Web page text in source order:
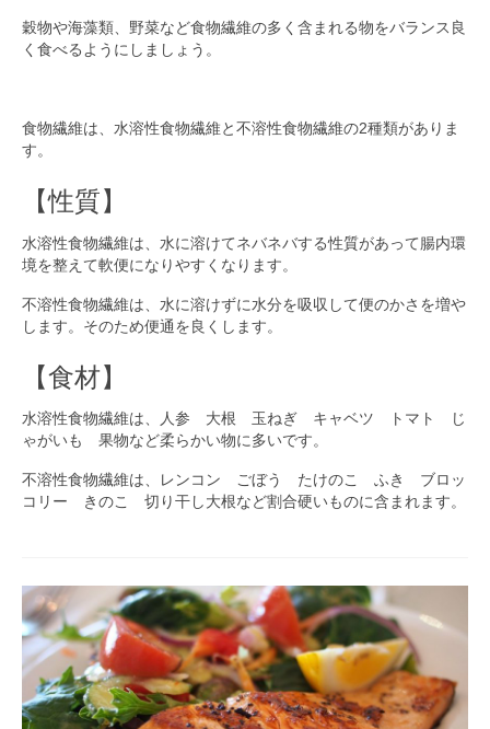
穀物や海藻類、野菜など食物繊維の多く含まれる物をバランス良
く食べるようにしましょう。
食物繊維は、水溶性食物繊維と不溶性食物繊維の2種類がありま
す。
【性質】
水溶性食物繊維は、水に溶けてネバネバする性質があって腸内環
境を整えて軟便になりやすくなります。
不溶性食物繊維は、水に溶けずに水分を吸収して便のかさを増や
します。そのため便通を良くします。
【食材】
水溶性食物繊維は、人参 大根 玉ねぎ キャベツ トマト じ
ゃがいも 果物など柔らかい物に多いです。
不溶性食物繊維は、レンコン ごぼう たけのこ ふき ブロッ
コリー きのこ 切り干し大根など割合硬いものに含まれます。